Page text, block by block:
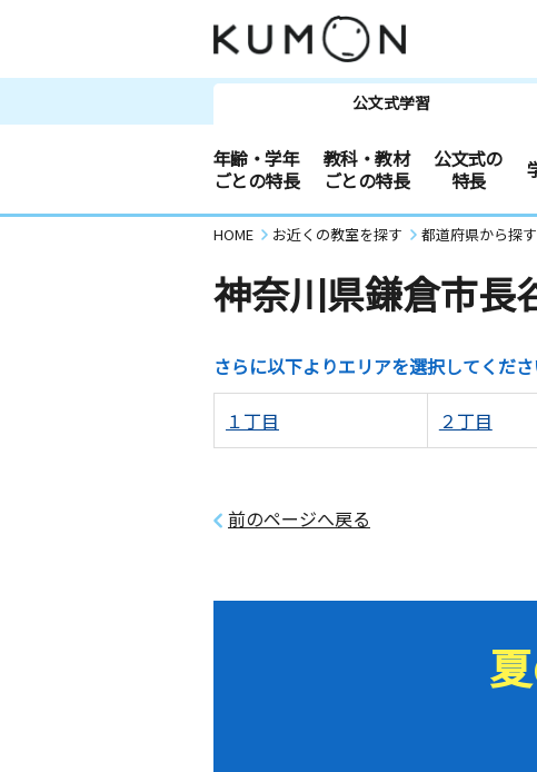
公文式学習
年齢・学年
ごとの特長
教科・教材
ごとの特長
公文式の
特長
HOME お近くの教室を探す 都道府県から探す
神奈川県鎌倉市長
さらに以下よりエリアを選択してくださ
１丁目 ２丁目
前のページへ戻る